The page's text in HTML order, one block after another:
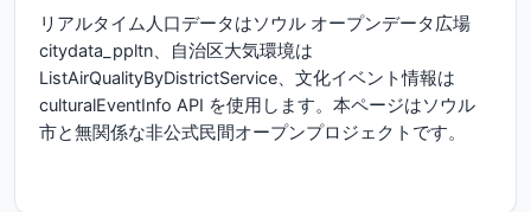
リアルタイム人口データはソウル オープンデータ広場
citydata_ppltn、自治区大気環境は
ListAirQualityByDistrictService、文化イベント情報は
culturalEventInfo API を使用します。本ページはソウル
市と無関係な非公式民間オープンプロジェクトです。